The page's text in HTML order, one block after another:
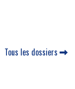
Tous les dossiers